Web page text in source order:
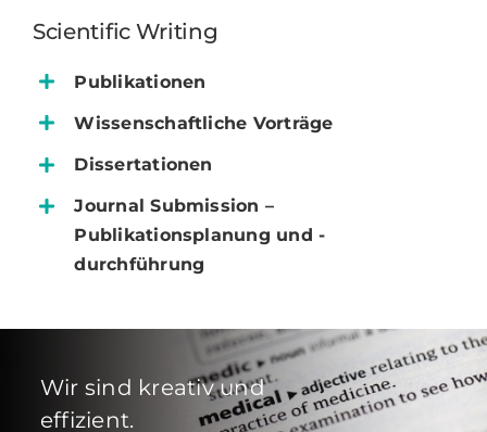
Scientific Writing
Publikationen
Wissenschaftliche Vorträge
Dissertationen
Journal Submission –
Publikationsplanung und -
durchführung
Wir sind kreativ und
effizient.